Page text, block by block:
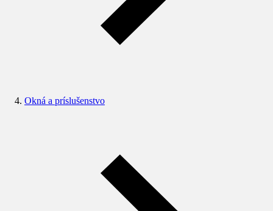
Okná a príslušenstvo